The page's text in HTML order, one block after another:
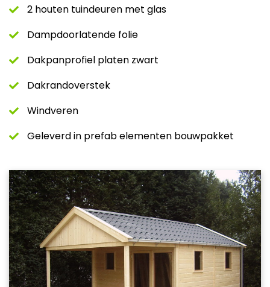
2 houten tuindeuren met glas
Dampdoorlatende folie
Dakpanprofiel platen zwart
Dakrandoverstek
Windveren
Geleverd in prefab elementen bouwpakket